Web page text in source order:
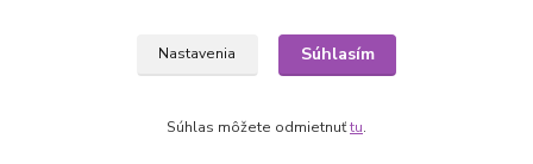
Nastavenia Súhlasím
Súhlas môžete odmietnuťtu.